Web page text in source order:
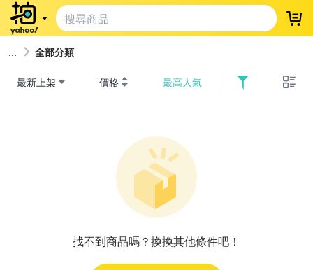
登
全部分類
最新上架 價格 最高人氣
找不到商品嗎？換換其他條件吧！